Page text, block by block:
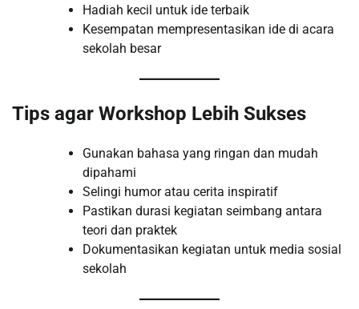
Hadiah kecil untuk ide terbaik
Kesempatan mempresentasikan ide di acara
sekolah besar
Tips agar Workshop Lebih Sukses
Gunakan bahasa yang ringan dan mudah
dipahami
Selingi humor atau cerita inspiratif
Pastikan durasi kegiatan seimbang antara
teori dan praktek
Dokumentasikan kegiatan untuk media sosial
sekolah